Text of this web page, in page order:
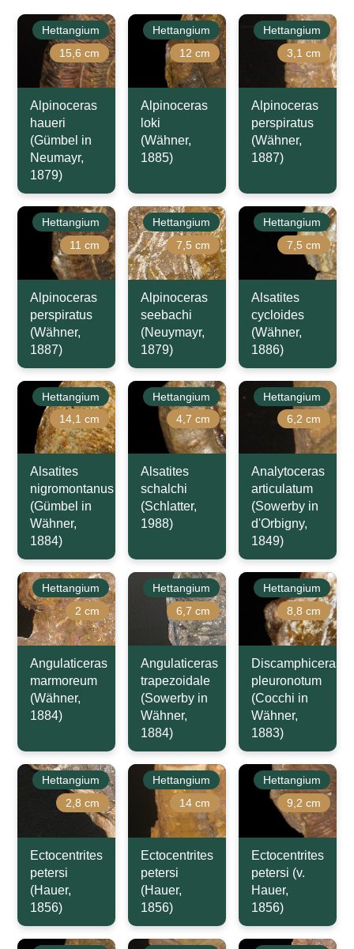
Hettangium
15,6 cm
Alpinoceras
haueri
(Gümbel in
Neumayr,
1879)
Hettangium
12 cm
Alpinoceras
loki
(Wähner,
1885)
Hettangium
3,1 cm
Alpinoceras
perspiratus
(Wähner,
1887)
Hettangium
11 cm
Alpinoceras
perspiratus
(Wähner,
1887)
Hettangium
7,5 cm
Alpinoceras
seebachi
(Neuymayr,
1879)
Hettangium
7,5 cm
Alsatites
cycloides
(Wähner,
1886)
Hettangium
14,1 cm
Alsatites
nigromontanus
(Gümbel in
Wähner,
1884)
Hettangium
4,7 cm
Alsatites
schalchi
(Schlatter,
1988)
Hettangium
6,2 cm
Analytoceras
articulatum
(Sowerby in
d'Orbigny,
1849)
Hettangium
2 cm
Angulaticeras
marmoreum
(Wähner,
1884)
Hettangium
6,7 cm
Angulaticeras
trapezoidale
(Sowerby in
Wähner,
1884)
Hettangium
8,8 cm
Discamphiceras
pleuronotum
(Cocchi in
Wähner,
1883)
Hettangium
2,8 cm
Ectocentrites
petersi
(Hauer,
1856)
Hettangium
14 cm
Ectocentrites
petersi
(Hauer,
1856)
Hettangium
9,2 cm
Ectocentrites
petersi (v.
Hauer,
1856)